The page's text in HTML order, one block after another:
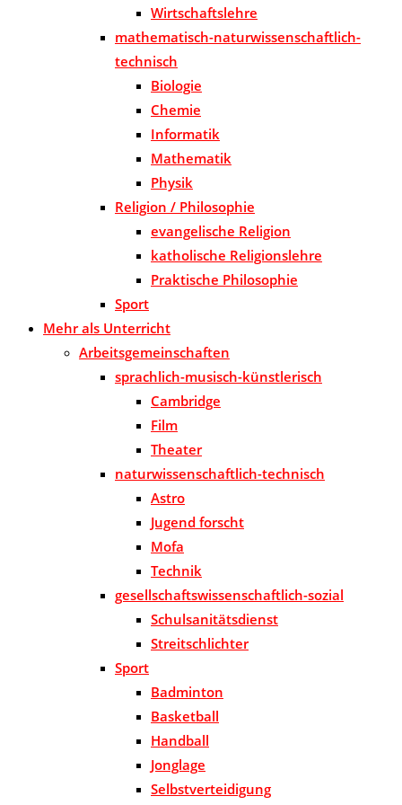
Wirtschaftslehre
mathematisch-naturwissenschaftlich-
technisch
Biologie
Chemie
Informatik
Mathematik
Physik
Religion / Philosophie
evangelische Religion
katholische Religionslehre
Praktische Philosophie
Sport
Mehr als Unterricht
Arbeitsgemeinschaften
sprachlich-musisch-künstlerisch
Cambridge
Film
Theater
naturwissenschaftlich-technisch
Astro
Jugend forscht
Mofa
Technik
gesellschaftswissenschaftlich-sozial
Schulsanitätsdienst
Streitschlichter
Sport
Badminton
Basketball
Handball
Jonglage
Selbstverteidigung